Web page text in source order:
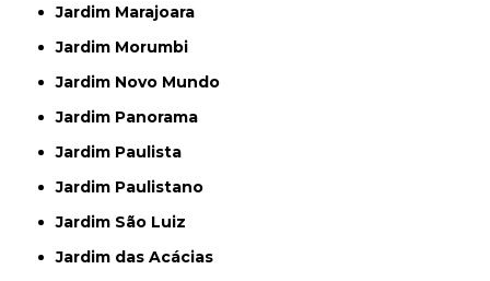
Jardim Marajoara
Jardim Morumbi
Jardim Novo Mundo
Jardim Panorama
Jardim Paulista
Jardim Paulistano
Jardim São Luiz
Jardim das Acácias